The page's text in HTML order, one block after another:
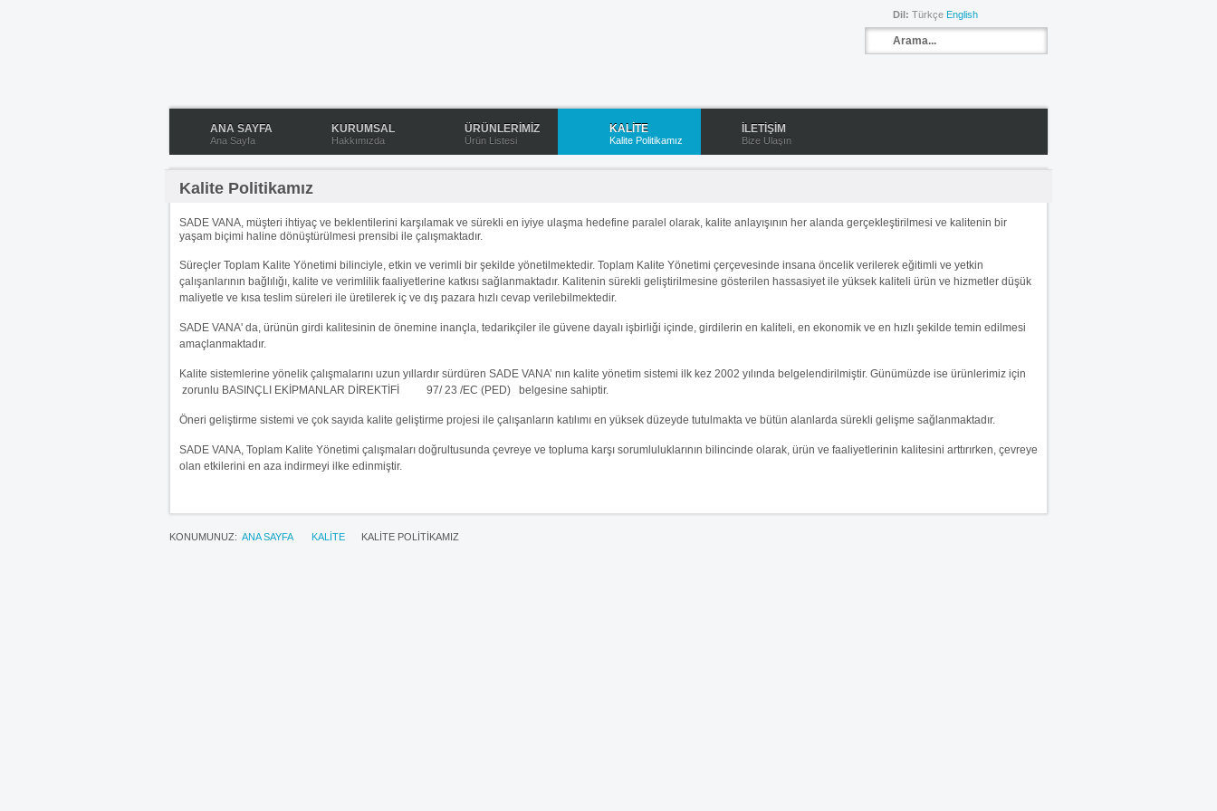
Dil: Türkçe English
ANA SAYFA
Ana Sayfa
KURUMSAL
Hakkımızda
ÜRÜNLERİMİZ
Ürün Listesi
KALİTE
Kalite Politikamız
İLETİŞİM
Bize Ulaşın
Kalite Politikamız
SADE VANA, müşteri ihtiyaç ve beklentilerini karşılamak ve sürekli en iyiye ulaşma hedefine paralel olarak, kalite anlayışının her alanda gerçekleştirilmesi ve kalitenin bir
yaşam biçimi haline dönüştürülmesi prensibi ile çalışmaktadır.
Süreçler Toplam Kalite Yönetimi bilinciyle, etkin ve verimli bir şekilde yönetilmektedir. Toplam Kalite Yönetimi çerçevesinde insana öncelik verilerek eğitimli ve yetkin
çalışanlarının bağlılığı, kalite ve verimlilik faaliyetlerine katkısı sağlanmaktadır. Kalitenin sürekli geliştirilmesine gösterilen hassasiyet ile yüksek kaliteli ürün ve hizmetler düşük
maliyetle ve kısa teslim süreleri ile üretilerek iç ve dış pazara hızlı cevap verilebilmektedir.
SADE VANA' da, ürünün girdi kalitesinin de önemine inançla, tedarikçiler ile güvene dayalı işbirliği içinde, girdilerin en kaliteli, en ekonomik ve en hızlı şekilde temin edilmesi
amaçlanmaktadır.
Kalite sistemlerine yönelik çalışmalarını uzun yıllardır sürdüren SADE VANA’ nın kalite yönetim sistemi ilk kez 2002 yılında belgelendirilmiştir. Günümüzde ise ürünlerimiz için
zorunlu BASINÇLI EKİPMANLAR DİREKTİFİ 97/ 23 /EC (PED) belgesine sahiptir.
Öneri geliştirme sistemi ve çok sayıda kalite geliştirme projesi ile çalışanların katılımı en yüksek düzeyde tutulmakta ve bütün alanlarda sürekli gelişme sağlanmaktadır.
SADE VANA, Toplam Kalite Yönetimi çalışmaları doğrultusunda çevreye ve topluma karşı sorumluluklarının bilincinde olarak, ürün ve faaliyetlerinin kalitesini arttırırken, çevreye
olan etkilerini en aza indirmeyi ilke edinmiştir.
KONUMUNUZ: ANA SAYFA KALİTE KALİTE POLİTİKAMIZ